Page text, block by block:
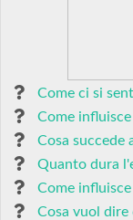
Come ci si
Come
Cosa succede
Quanto dura
Come
Cosa vuol dire